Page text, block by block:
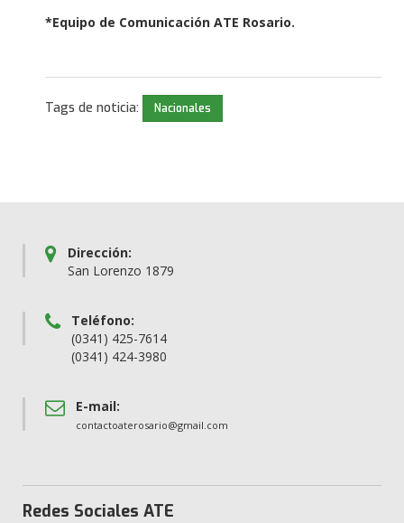
*Equipo de Comunicación ATE Rosario.
Tags de noticia: Nacionales
Dirección:
San Lorenzo 1879
Teléfono:
(0341) 425-7614
(0341) 424-3980
E-mail:
contactoaterosario@gmail.com
Redes Sociales ATE